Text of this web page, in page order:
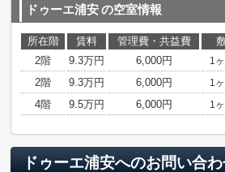
ドゥーエ浦安の空室情報
所在階 賃料 管理費・共益費
2階
9.3万円 6,000円 1
2階
9.3万円 6,000円 1
4階
9.5万円 6,000円 1
ドゥーエ浦安へのお問い合